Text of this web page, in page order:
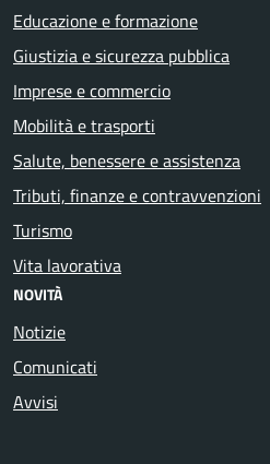
Educazione e formazione
Giustizia e sicurezza pubblica
Imprese e commercio
Mobilità e trasporti
Salute, benessere e assistenza
Tributi, finanze e contravvenzioni
Turismo
Vita lavorativa
NOVITÀ
Notizie
Comunicati
Avvisi